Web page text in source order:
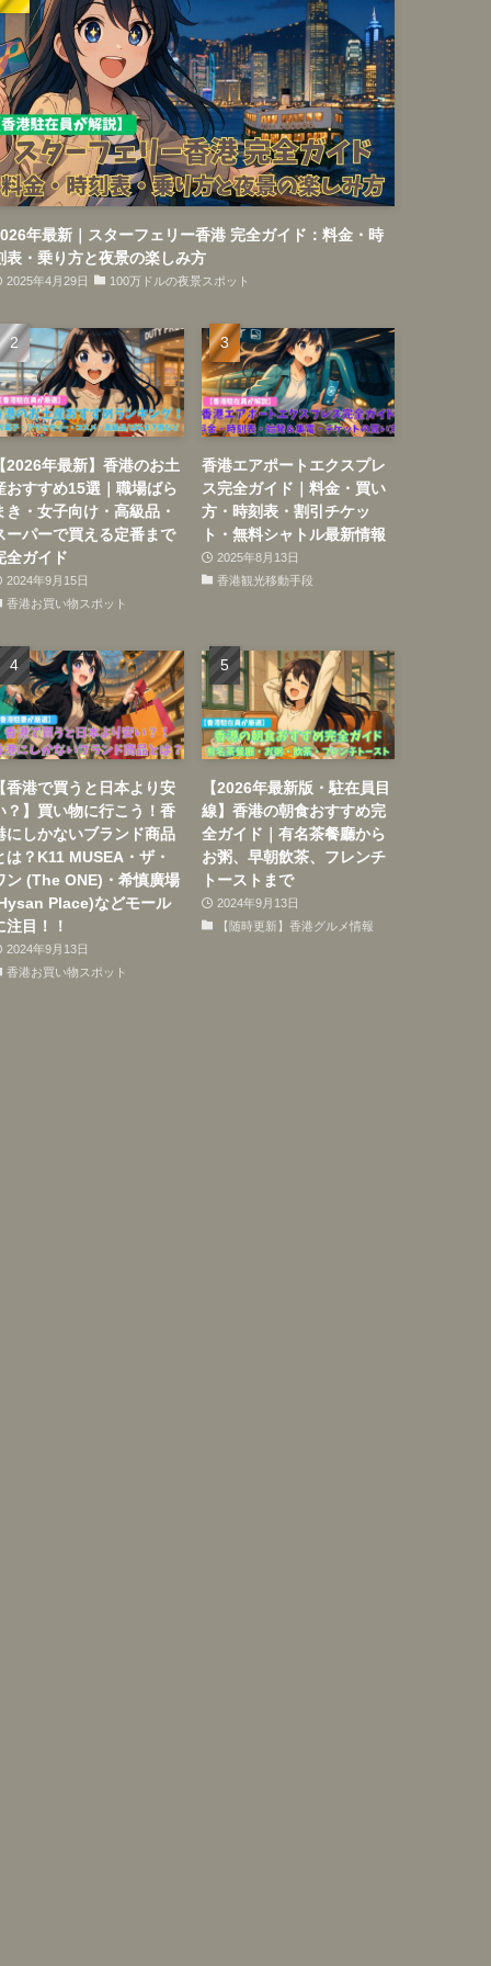
年最新｜スターフェリー香港 完全ガイド：料金・時
表・乗り方と夜景の楽しみ方
2025年4月29日 100万ドルの夜景スポット
2026年最新】香港のお土
おすすめ15選｜職場ばら
き・女子向け・高級品・
ーパーで買える定番まで
全ガイド
2024年9月15日
香港お買い物スポット
香港エアポートエクスプレ
ス完全ガイド｜料金・買い
方・時刻表・割引チケッ
ト・無料シャトル最新情報
2025年8月13日
香港観光移動手段
香港で買うと日本より安
？】買い物に行こう！香
にしかないブランド商品
は？K11 MUSEA・ザ・
ン (The ONE)・希慎廣場
Place)などモール
注目！！
2024年9月13日
香港お買い物スポット
【2026年最新版・駐在員目
線】香港の朝食おすすめ完
全ガイド｜有名茶餐廳から
お粥、早朝飲茶、フレンチ
トーストまで
2024年9月13日
【随時更新】香港グルメ情報